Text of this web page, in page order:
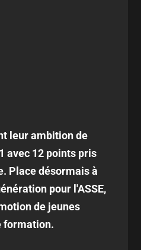
leur ambition de
avec 12 points pris
Place désormais à
pour l'ASSE,
de jeunes
formation.